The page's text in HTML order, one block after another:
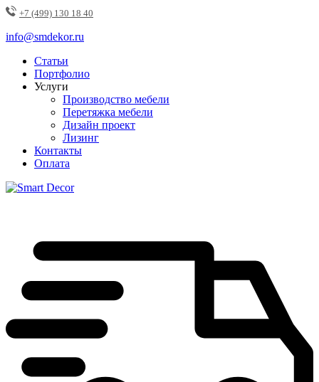
+7 (499) 130 18 40
info@smdekor.ru
Статьи
Портфолио
Услуги
Производство мебели
Перетяжка мебели
Дизайн проект
Лизинг
Контакты
Оплата